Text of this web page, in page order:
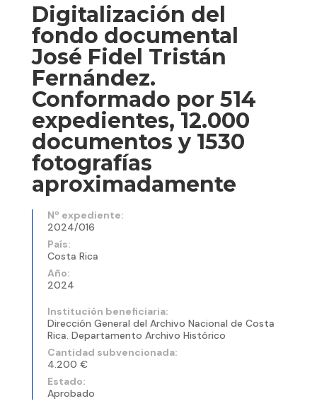
Digitalización del
fondo documental
José Fidel Tristán
Fernández.
Conformado por 514
expedientes, 12.000
documentos y 1530
fotografías
aproximadamente
Nº expediente:
2024/016
País:
Costa Rica
Año:
2024
Institución beneficiaria:
Dirección General del Archivo Nacional de Costa
Rica. Departamento Archivo Histórico
Cantidad subvencionada:
4.200 €
Estado:
Aprobado